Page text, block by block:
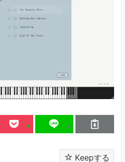
Keepする